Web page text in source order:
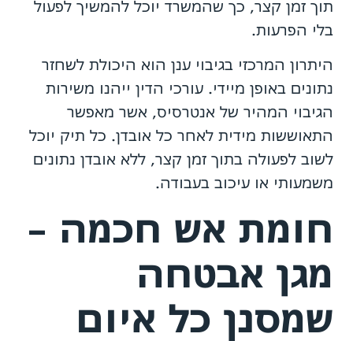
תוך זמן קצר, כך שהמשרד יוכל להמשיך לפעול
בלי הפרעות.
היתרון המרכזי בגיבוי ענן הוא היכולת לשחזר
נתונים באופן מיידי. עורכי הדין ייהנו משירות
הגיבוי המהיר של אנטרסיס, אשר מאפשר
התאוששות מידית לאחר כל אובדן. כל תיק יוכל
לשוב לפעולה בתוך זמן קצר, ללא אובדן נתונים
משמעותי או עיכוב בעבודה.
חומת אש חכמה –
מגן אבטחה
שמסנן כל איום